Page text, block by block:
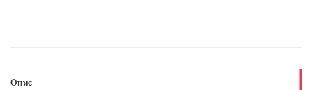
Опис